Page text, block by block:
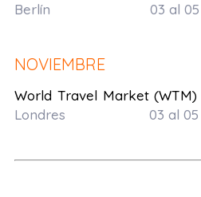
Berlín 03 al 05 de
NOVIEMBRE
World Travel Market (WTM)
Londres 03 al 05 de